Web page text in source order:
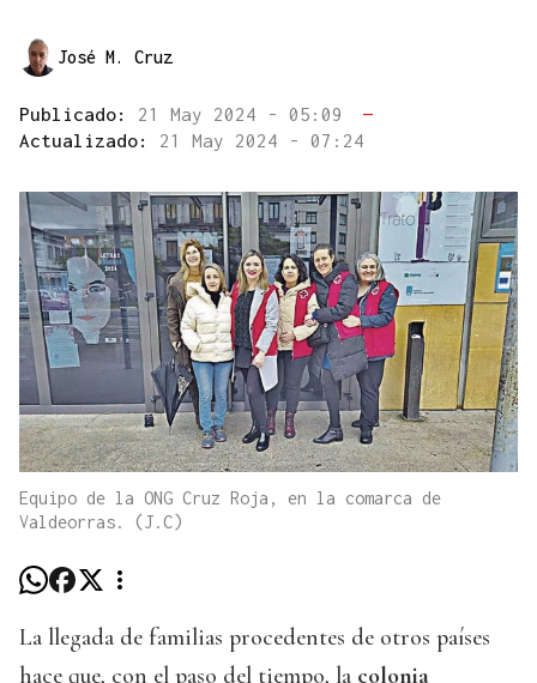
José M. Cruz
Publicado: 21 May 2024 - 05:09
—
Actualizado: 21 May 2024 - 07:24
Equipo de la ONG Cruz Roja, en la comarca de
Valdeorras. (J.C)
La llegada de familias procedentes de otros países
hace que, con el paso del tiempo, la colonia